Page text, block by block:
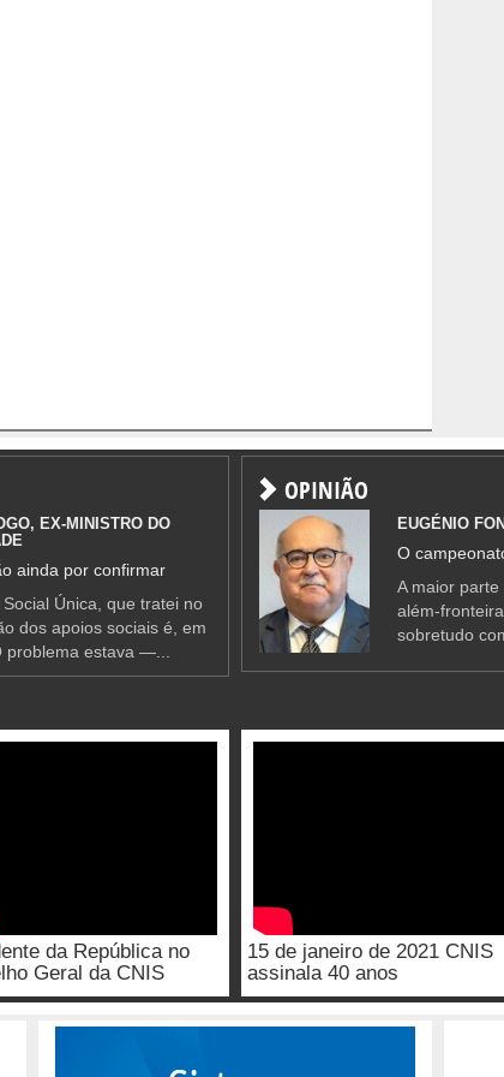
EX-MINISTRO DO
ainda por confirmar
Única, que tratei no
dos apoios sociais é, em
estava —...
OPINIÃO
EUGÉNIO
O
A maior
além-
sobretudo
da República no
Geral da CNIS
15 de janeiro de 2021 CNIS
assinala 40 anos